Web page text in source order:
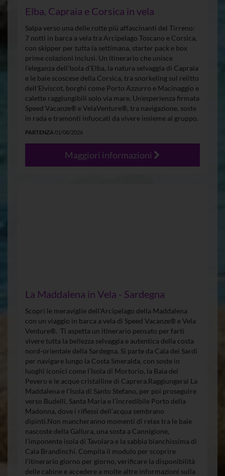
Elba, Capraia e Corsica in vela
Salpa verso una delle rotte più affascinanti del Tirreno:
7 notti in barca a vela tra Arcipelago Toscano e Corsica,
con skipper per tutta la settimana, starter pack e box
prime colazioni inclusi. Un itinerario che unisce
l’eleganza dell’Isola d’Elba, la natura selvaggia di Capraia
e le baie scoscese della Corsica, tra snorkeling sul relitto
dell’Elviscot, borghi come Porto Azzurro e Macinaggio e
calette raggiungibili solo via mare. Un’esperienza firmata
Speed Vacanze® e VelaVenture®, tra navigazione, soste
in rada e tramonti infuocati da vivere insieme al gruppo.
PARTENZA 01/08/2026
Maggiori informazioni
La Maddalena in Vela - Sardegna
Scopri le meraviglie dell’Arcipelago della Maddalena
con un viaggio in barca a vela di Speed Vacanze® e Vela
Venture®. Ti aspetta un itinerario pensato per farti
vivere tutta la bellezza selvaggia e autentica della costa
nord-orientale della Sardegna. Si parte da Cala dei Sardi
per navigare lungo la Costa Smeralda, con soste in
luoghi iconici come l’Isola di Mortorio, la Baia del
Pevero e le acque cristalline di Caprera.Raggiungerai La
Maddalena e l’Isola di Santo Stefano, per poi proseguire
verso Budelli, Santa Maria e l’incredibile Porto della
Madonna, dove i riflessi dell’acqua sembrano
dipinti.Non mancheranno momenti di relax tra le baie
nascoste della Gallura, una sosta a Cannigione,
l’imponente isola di Tavolara e la sabbia bianchissima di
Cala Brandinchi. Compila il modulo per scoprire
l’itinerario giorno per giorno, verificare la disponibilità
delle cabine e accedere a molte altre informazioni sulla